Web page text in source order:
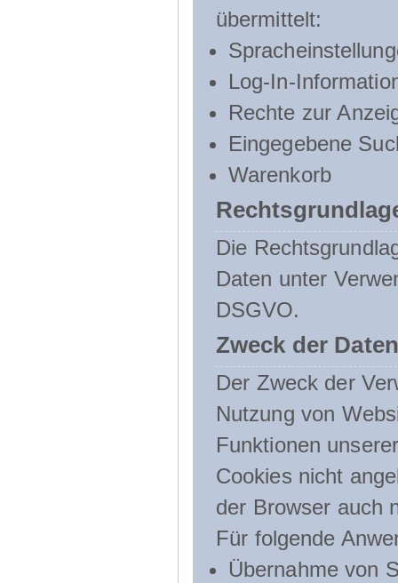
übermittelt:
Log-In-
Rechte zur
Eingegebene
Warenkorb
Die
Daten unter
DSGVO.
Zweck der
Der Zweck der
Nutzung von
Funktionen
Cookies nicht
der Browser auch
Für folgende
Übernahme von